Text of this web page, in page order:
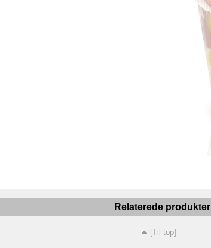
Relaterede produkter
[Til top]